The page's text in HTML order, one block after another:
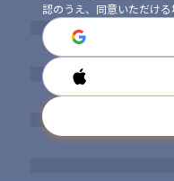
認のうえ、同意いただける